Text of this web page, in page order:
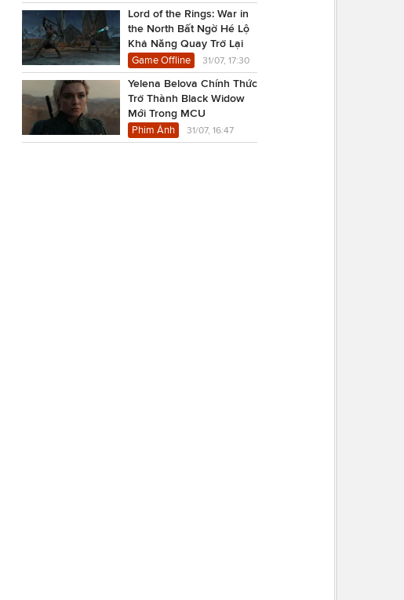
Lord of the Rings: War in
the North Bất Ngờ Hé Lộ
Khả Năng Quay Trở Lại
Game Offline 31/07, 17:30
Yelena Belova Chính Thức
Trở Thành Black Widow
Mới Trong MCU
Phim Ảnh 31/07, 16:47